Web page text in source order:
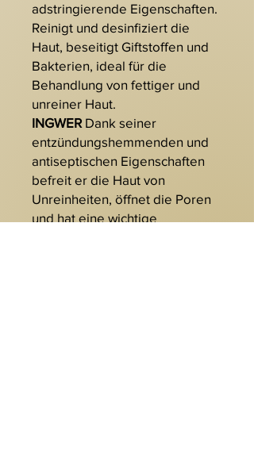
adstringierende Eigenschaften.
Reinigt und desinfiziert die
Haut, beseitigt Giftstoffen und
Bakterien, ideal für die
Behandlung von fettiger und
unreiner Haut.
INGWER Dank seiner
entzündungshemmenden und
antiseptischen Eigenschaften
befreit er die Haut von
Unreinheiten, öffnet die Poren
und hat eine wichtige